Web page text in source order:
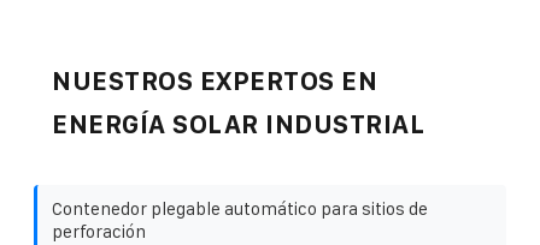
NUESTROS EXPERTOS EN
ENERGÍA SOLAR INDUSTRIAL
Contenedor plegable automático para sitios de
perforación